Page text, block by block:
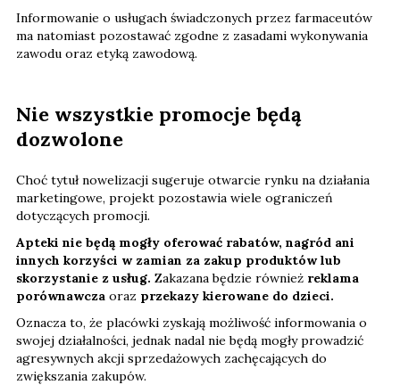
Informowanie o usługach świadczonych przez farmaceutów
ma natomiast pozostawać zgodne z zasadami wykonywania
zawodu oraz etyką zawodową.
Nie wszystkie promocje będą
dozwolone
Choć tytuł nowelizacji sugeruje otwarcie rynku na działania
marketingowe, projekt pozostawia wiele ograniczeń
dotyczących promocji.
Apteki nie będą mogły oferować rabatów, nagród ani
innych korzyści w zamian za zakup produktów lub
skorzystanie z usług. Zakazana będzie również reklama
porównawcza oraz przekazy kierowane do dzieci.
Oznacza to, że placówki zyskają możliwość informowania o
swojej działalności, jednak nadal nie będą mogły prowadzić
agresywnych akcji sprzedażowych zachęcających do
zwiększania zakupów.